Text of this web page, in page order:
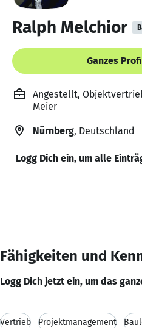
Ralph Melchior
Ganzes
Angestellt,
Meier
Nürnberg, Deutschland
Logg Dich ein, um alle
Fähigkeiten und
Logg Dich jetzt ein, um das
Vertrieb Projektmanagement